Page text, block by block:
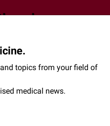
Shop
topics from your field of
medical news.